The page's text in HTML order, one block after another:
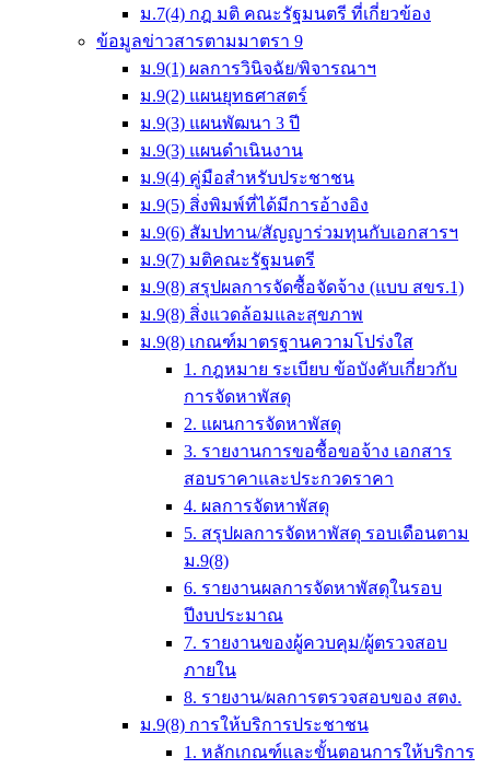
ม.7(4) กฎ มติ คณะรัฐมนตรี ที่เกี่ยวข้อง
ข้อมูลข่าวสารตามมาตรา 9
ม.9(1) ผลการวินิจฉัย/พิจารณาฯ
ม.9(2) แผนยุทธศาสตร์
ม.9(3) แผนพัฒนา 3 ปี
ม.9(3) แผนดำเนินงาน
ม.9(4) คู่มือสำหรับประชาชน
ม.9(5) สิ่งพิมพ์ที่ได้มีการอ้างอิง
ม.9(6) สัมปทาน/สัญญาร่วมทุนกับเอกสารฯ
ม.9(7) มติคณะรัฐมนตรี
ม.9(8) สรุปผลการจัดซื้อจัดจ้าง (แบบ สขร.1)
ม.9(8) สิ่งแวดล้อมและสุขภาพ
ม.9(8) เกณฑ์มาตรฐานความโปร่งใส
1. กฎหมาย ระเบียบ ข้อบังคับเกี่ยวกับ
การจัดหาพัสดุ
2. แผนการจัดหาพัสดุ
3. รายงานการขอซื้อขอจ้าง เอกสาร
สอบราคาและประกวดราคา
4. ผลการจัดหาพัสดุ
5. สรุปผลการจัดหาพัสดุ รอบเดือนตาม
ม.9(8)
6. รายงานผลการจัดหาพัสดุในรอบ
ปีงบประมาณ
7. รายงานของผู้ควบคุม/ผู้ตรวจสอบ
ภายใน
8. รายงาน/ผลการตรวจสอบของ สตง.
ม.9(8) การให้บริการประชาชน
1. หลักเกณฑ์และขั้นตอนการให้บริการ